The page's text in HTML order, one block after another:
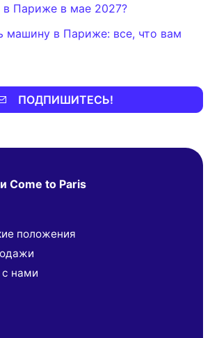
в Париже в мае 2027?
машину в Париже: все, что вам
ПОДПИШИТЕСЬ!
Come to Paris
положения
нами